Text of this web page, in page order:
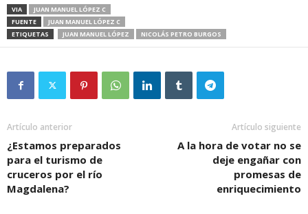
VIA
JUAN MANUEL LÓPEZ C
FUENTE
JUAN MANUEL LÓPEZ C
ETIQUETAS
JUAN MANUEL LÓPEZ NICOLÁS PETRO BURGOS
Artículo anterior
¿Estamos preparados
para el turismo de
cruceros por el río
Magdalena?
Artículo siguiente
A la hora de votar no se
deje engañar con
promesas de
enriquecimiento